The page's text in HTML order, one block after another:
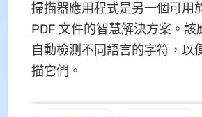
掃描器應用程式是另一個可用
PDF 文件的智慧解決方案。該
自動檢測不同語言的字符，以
描它們。